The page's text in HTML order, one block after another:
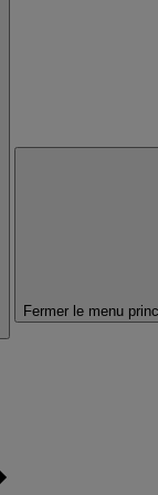
Fermer le menu